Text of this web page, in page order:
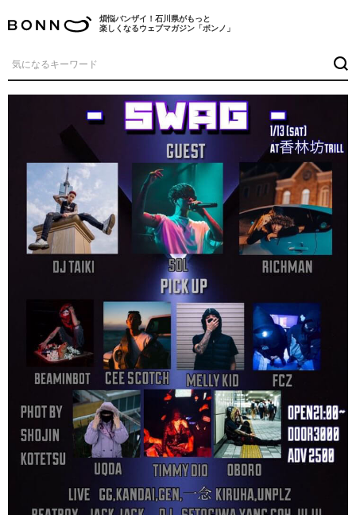
煩悩バンザイ！石川県がもっと
楽しくなるウェブマガジン「ボンノ」